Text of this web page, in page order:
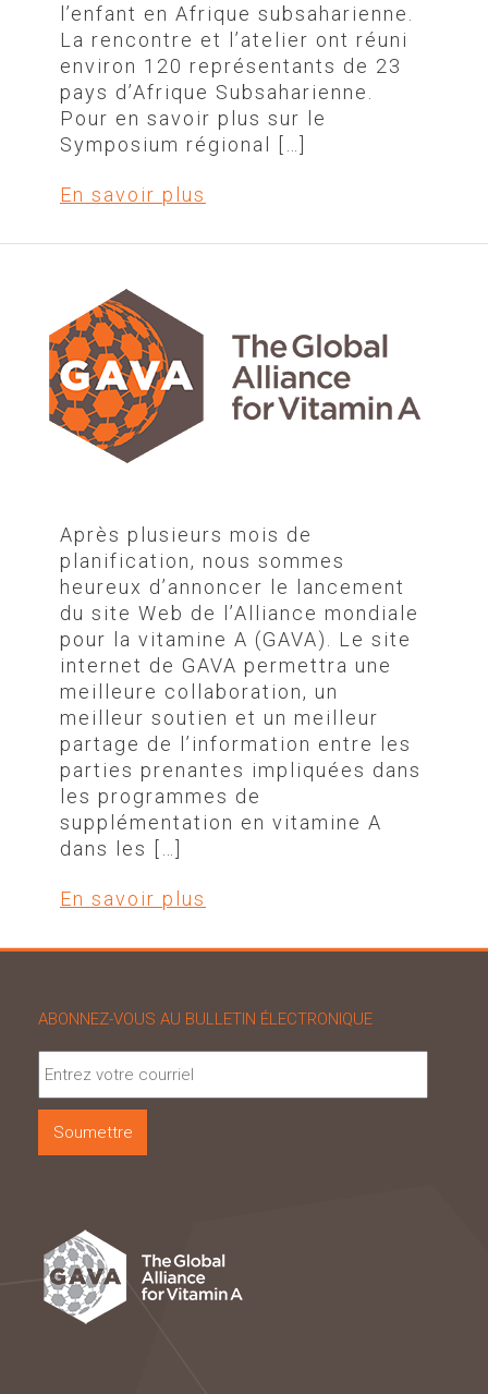
l’enfant en Afrique subsaharienne.
La rencontre et l’atelier ont réuni
environ 120 représentants de 23
pays d’Afrique Subsaharienne.
Pour en savoir plus sur le
Symposium régional […]
En savoir plus
Après plusieurs mois de
planification, nous sommes
heureux d’annoncer le lancement
du site Web de l’Alliance mondiale
pour la vitamine A (GAVA). Le site
internet de GAVA permettra une
meilleure collaboration, un
meilleur soutien et un meilleur
partage de l’information entre les
parties prenantes impliquées dans
les programmes de
supplémentation en vitamine A
dans les […]
En savoir plus
ABONNEZ-VOUS AU BULLETIN ÉLECTRONIQUE